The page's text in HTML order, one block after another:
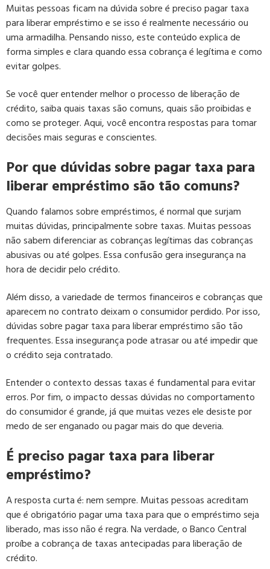
Muitas pessoas ficam na dúvida sobre é preciso pagar taxa
para liberar empréstimo e se isso é realmente necessário ou
uma armadilha. Pensando nisso, este conteúdo explica de
forma simples e clara quando essa cobrança é legítima e como
evitar golpes.
Se você quer entender melhor o processo de liberação de
crédito, saiba quais taxas são comuns, quais são proibidas e
como se proteger. Aqui, você encontra respostas para tomar
decisões mais seguras e conscientes.
Por que dúvidas sobre pagar taxa para
liberar empréstimo são tão comuns?
Quando falamos sobre empréstimos, é normal que surjam
muitas dúvidas, principalmente sobre taxas. Muitas pessoas
não sabem diferenciar as cobranças legítimas das cobranças
abusivas ou até golpes. Essa confusão gera insegurança na
hora de decidir pelo crédito.
Além disso, a variedade de termos financeiros e cobranças que
aparecem no contrato deixam o consumidor perdido. Por isso,
dúvidas sobre pagar taxa para liberar empréstimo são tão
frequentes. Essa insegurança pode atrasar ou até impedir que
o crédito seja contratado.
Entender o contexto dessas taxas é fundamental para evitar
erros. Por fim, o impacto dessas dúvidas no comportamento
do consumidor é grande, já que muitas vezes ele desiste por
medo de ser enganado ou pagar mais do que deveria.
É preciso pagar taxa para liberar
empréstimo?
A resposta curta é: nem sempre. Muitas pessoas acreditam
que é obrigatório pagar uma taxa para que o empréstimo seja
liberado, mas isso não é regra. Na verdade, o Banco Central
proíbe a cobrança de taxas antecipadas para liberação de
crédito.